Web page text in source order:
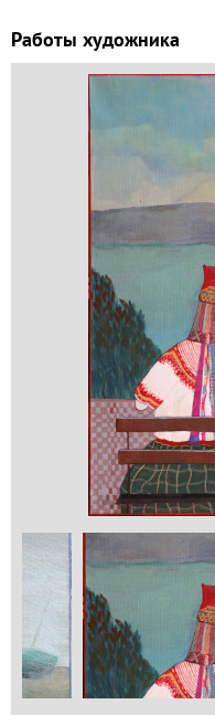
Работы художника